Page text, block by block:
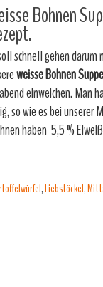
Bohnen
schnell gehen darum
weisseBohnen Suppe
einweichen. Man
so wie es bei unserer
haben 5,5 %
,Liebstöckel,